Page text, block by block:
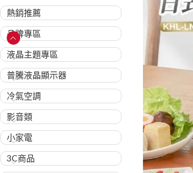
熱銷推薦
品牌專區
液晶主題專區
普騰液晶顯示器
冷氣空調
影音類
小家電
3C商品